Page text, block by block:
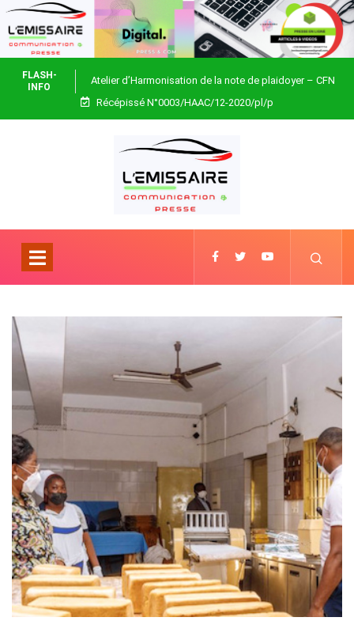
FLASH-
INFO
Atelier d’Harmonisation de la note de plaidoyer – CFN
Togo
Récépissé N°0003/HAAC/12-2020/pl/p